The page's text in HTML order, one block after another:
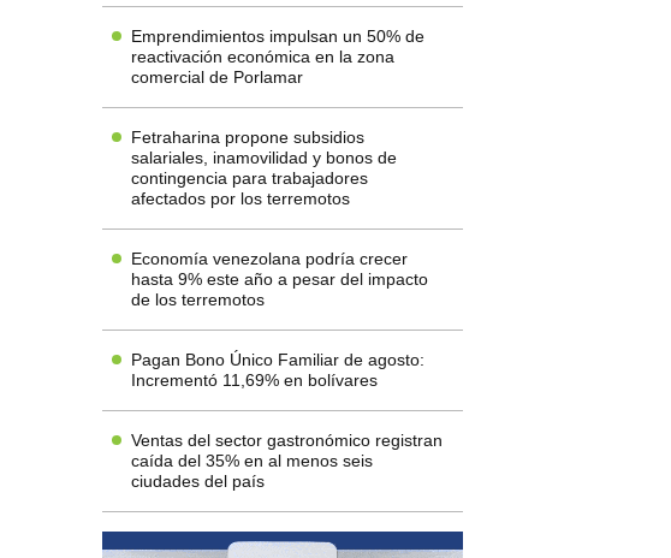
Emprendimientos impulsan un 50% de
reactivación económica en la zona
comercial de Porlamar
Fetraharina propone subsidios
salariales, inamovilidad y bonos de
contingencia para trabajadores
afectados por los terremotos
Economía venezolana podría crecer
hasta 9% este año a pesar del impacto
de los terremotos
Pagan Bono Único Familiar de agosto:
Incrementó 11,69% en bolívares
Ventas del sector gastronómico registran
caída del 35% en al menos seis
ciudades del país